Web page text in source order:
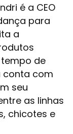
é a CEO
para
a
de
conta com
seu
as linhas
chicotes e